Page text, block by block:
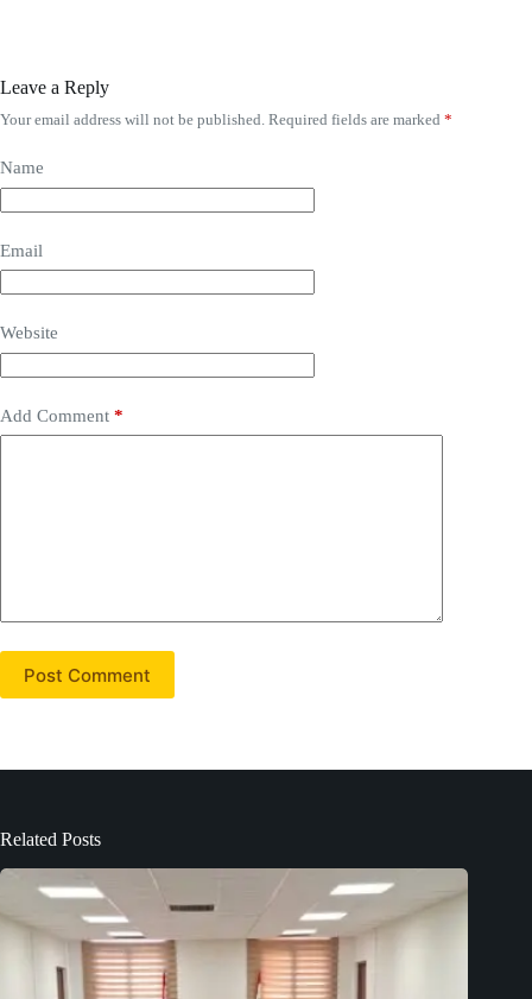
Leave a Reply
Your email address will not be published. Required fields are marked *
Name
Email
Website
Add Comment *
Post Comment
Related Posts